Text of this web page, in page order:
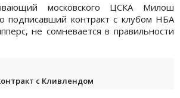
московского ЦСКА Милош
подписавший контракт с клубом НБА
не сомневается в правильности
с Кливлендом